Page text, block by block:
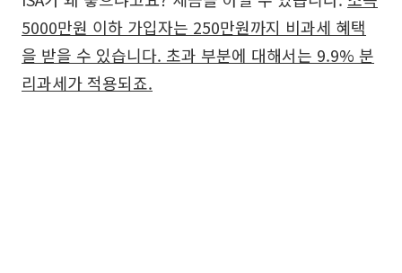
5000만원 이하 가입자는 250만원까지 비과세 혜택
을 받을 수 있습니다. 초과 부분에 대해서는 9.9% 분
리과세가 적용되죠.